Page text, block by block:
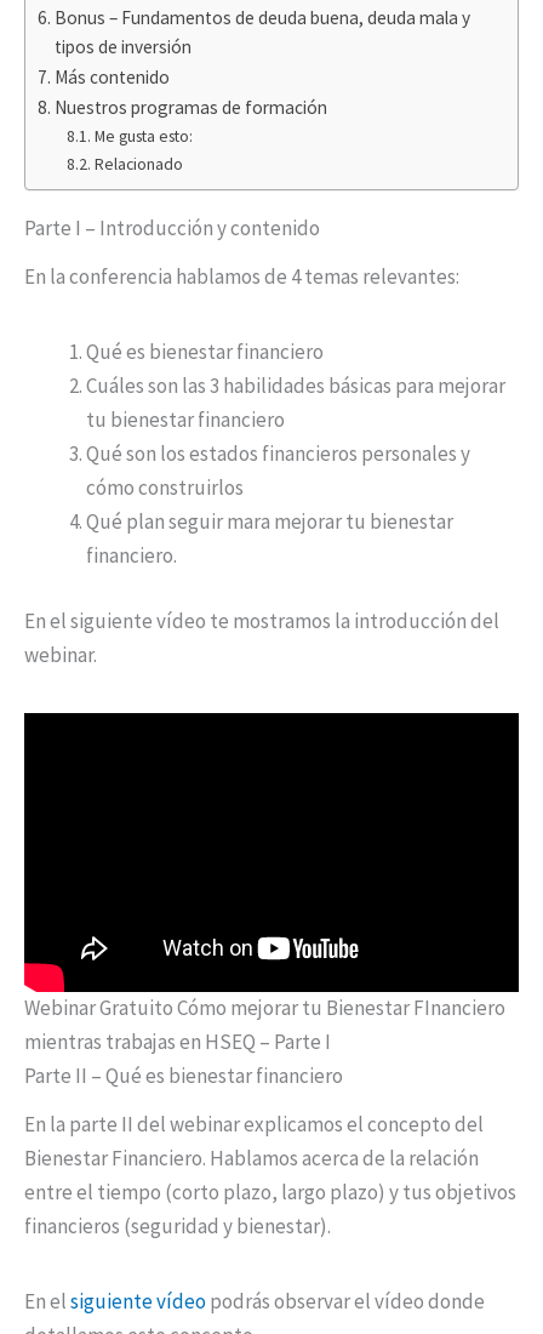
Bonus – Fundamentos de deuda buena, deuda mala y
tipos de inversión
Más contenido
Nuestros programas de formación
Me gusta esto:
Relacionado
Parte I – Introducción y contenido
En la conferencia hablamos de 4 temas relevantes:
Qué es bienestar financiero
Cuáles son las 3 habilidades básicas para mejorar
tu bienestar financiero
Qué son los estados financieros personales y
cómo construirlos
Qué plan seguir mara mejorar tu bienestar
financiero.
En el siguiente vídeo te mostramos la introducción del
webinar.
Webinar Gratuito Cómo mejorar tu Bienestar FInanciero
mientras trabajas en HSEQ – Parte I
Parte II – Qué es bienestar financiero
En la parte II del webinar explicamos el concepto del
Bienestar Financiero. Hablamos acerca de la relación
entre el tiempo (corto plazo, largo plazo) y tus objetivos
financieros (seguridad y bienestar).
En elsiguiente vídeopodrás observar el vídeo donde